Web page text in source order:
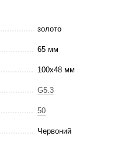
золото
65 мм
100х48 мм
G5.3
50
Червоний